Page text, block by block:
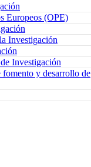
Europeos (OPE)
Investigación
Investigación
fomento y desarrollo de